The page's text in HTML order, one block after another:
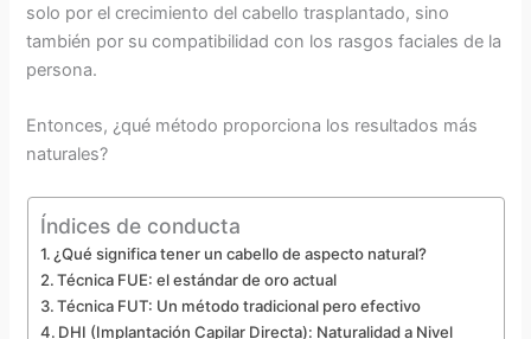
solo por el crecimiento del cabello trasplantado, sino
también por su compatibilidad con los rasgos faciales de la
persona.
Entonces, ¿qué método proporciona los resultados más
naturales?
Índices de conducta
¿Qué significa tener un cabello de aspecto natural?
Técnica FUE: el estándar de oro actual
Técnica FUT: Un método tradicional pero efectivo
DHI (Implantación Capilar Directa): Naturalidad a Nivel